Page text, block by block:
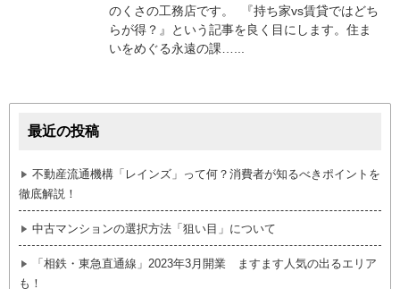
のくさの工務店です。 『持ち家vs賃貸ではどち
らが得？』という記事を良く目にします。住ま
いをめぐる永遠の課…...
最近の投稿
不動産流通機構「レインズ」って何？消費者が知るべきポイントを
徹底解説！
中古マンションの選択方法「狙い目」について
「相鉄・東急直通線」2023年3月開業 ますます人気の出るエリア
も！